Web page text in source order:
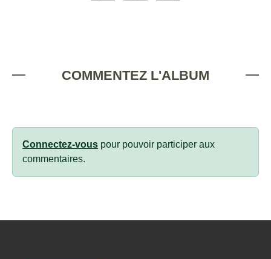
COMMENTEZ L'ALBUM
Connectez-vous pour pouvoir participer aux
commentaires.